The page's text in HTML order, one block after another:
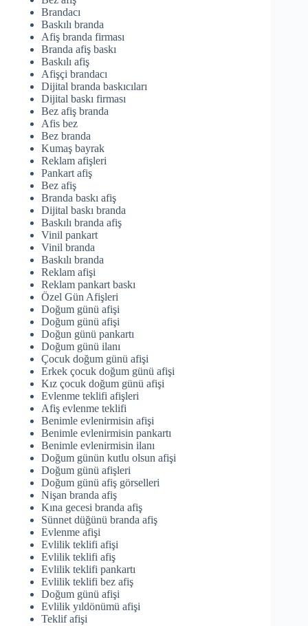
Brandacı
Baskılı branda
Afiş branda firması
Branda afiş baskı
Baskılı afiş
Afişçi brandacı
Dijital branda baskıcıları
Dijital baskı firması
Bez afiş branda
Afis bez
Bez branda
Kumaş bayrak
Reklam afişleri
Pankart afiş
Bez afiş
Branda baskı afiş
Dijital baskı branda
Baskılı branda afiş
Vinil pankart
Vinil branda
Baskılı branda
Reklam afişi
Reklam pankart baskı
Özel Gün Afişleri
Doğum günü afişi
Doğum günü afişi
Doğun günü pankartı
Doğum günü ilanı
Çocuk doğum günü afişi
Erkek çocuk doğum günü afişi
Kız çocuk doğum günü afişi
Evlenme teklifi afişleri
Afiş evlenme teklifi
Benimle evlenirmisin afişi
Benimle evlenirmisin pankartı
Benimle evlenirmisin ilanı
Doğum günün kutlu olsun afişi
Doğum günü afişleri
Doğum günü afiş görselleri
Nişan branda afiş
Kına gecesi branda afiş
Sünnet düğünü branda afiş
Evlenme afişi
Evlilik teklifi afişi
Evlilik teklifi afiş
Evlilik teklifi pankartı
Evlilik teklifi bez afiş
Doğum günü afişi
Evlilik yıldönümü afişi
Teklif afişi